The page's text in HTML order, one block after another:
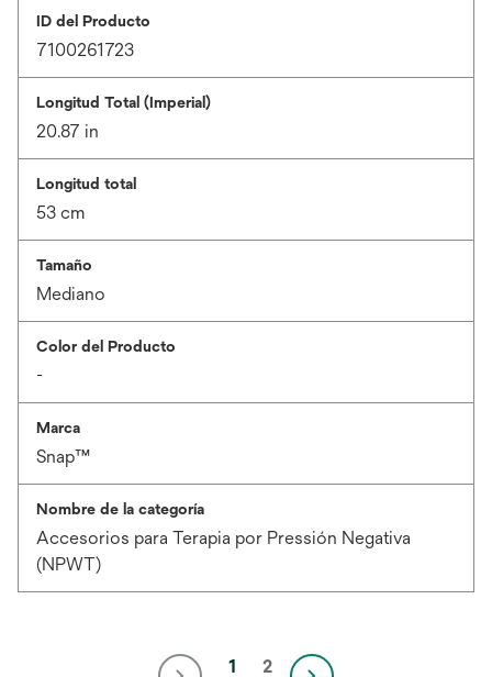
ID del Producto
7100261723
Longitud Total (Imperial)
20.87 in
Longitud total
53 cm
Tamaño
Mediano
Color del Producto
-
Marca
Snap™
Nombre de la categoría
Accesorios para Terapia por Pressión Negativa
(NPWT)
1 2